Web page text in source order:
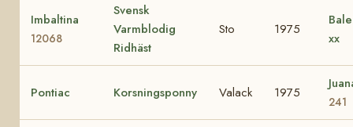
Imbaltina
12068
Svensk
Varmblodig
Ridhäst
Sto 1975
xx
Pontiac Korsningsponny Valack 1975
241